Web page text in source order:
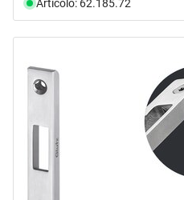
Articolo: 62.185.72